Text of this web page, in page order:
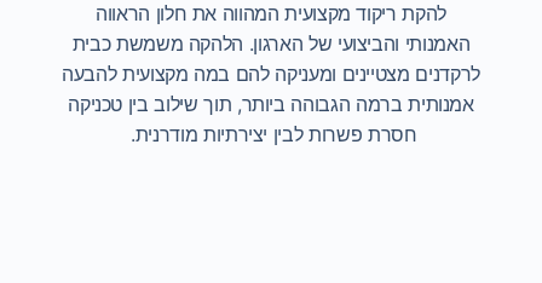
להקת ריקוד מקצועית המהווה את חלון הראווה
האמנותי והביצועי של הארגון. הלהקה משמשת כבית
לרקדנים מצטיינים ומעניקה להם במה מקצועית להבעה
אמנותית ברמה הגבוהה ביותר, תוך שילוב בין טכניקה
חסרת פשרות לבין יצירתיות מודרנית.